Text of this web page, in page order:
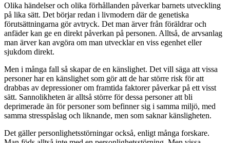
Olika händelser och olika förhållanden påverkar barnets utveckling
på lika sätt. Det börjar redan i livmodern där de genetiska
förutsättningarna gör avtryck. Det man ärver från föräldrar och
anfäder kan ge en direkt påverkan på personen. Alltså, de arvsanlag
man ärver kan avgöra om man utvecklar en viss egenhet eller
sjukdom direkt.
Men i många fall så skapar de en känslighet. Det vill säga att vissa
personer har en känslighet som gör att de har större risk för att
drabbas av depressioner om framtida faktorer påverkar på ett visst
sätt. Sannolikheten är alltså större för dessa personer att bli
deprimerade än för personer som befinner sig i samma miljö, med
samma stresspåslag och liknande, men som saknar känsligheten.
Det gäller personlighetsstörningar också, enligt många forskare.